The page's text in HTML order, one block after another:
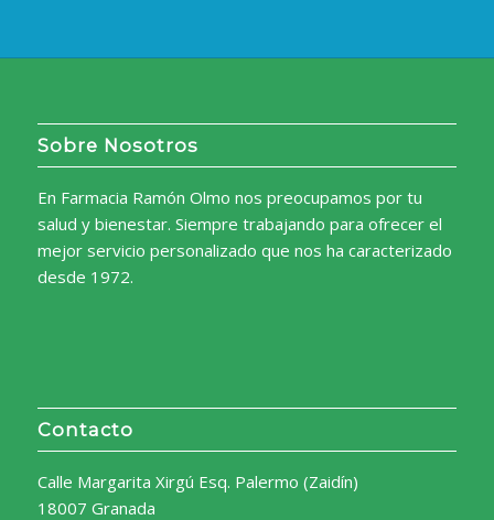
Sobre Nosotros
En Farmacia Ramón Olmo nos preocupamos por tu
salud y bienestar. Siempre trabajando para ofrecer el
mejor servicio personalizado que nos ha caracterizado
desde 1972.
Contacto
Calle Margarita Xirgú Esq. Palermo (Zaidín)
18007 Granada